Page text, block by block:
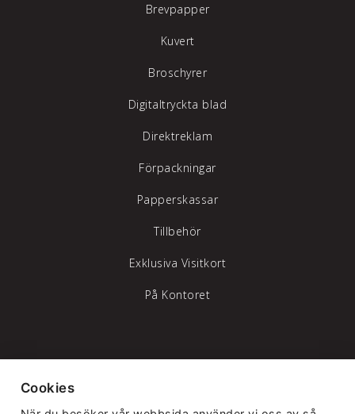
Brevpapper
Kuvert
Broschyrer
Digitaltryckta blad
Direktreklam
Förpackningar
Papperskassar
Tillbehör
Exklusiva Visitkort
På Kontoret
Cookies